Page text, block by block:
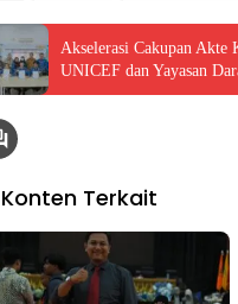
Akselerasi Cakupan Akte
UNICEF dan Yayasan
Konten Terkait